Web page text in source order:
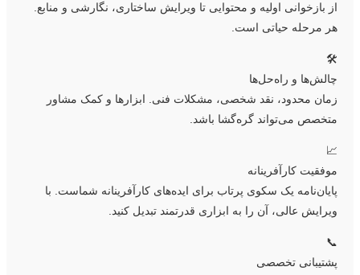
بازخوانی اولیه و محتوایی تا ویرایش ساختاری، نگارشی و منابع.
مرحله حیاتی است.
و راه‌حل‌ها
محدود، نقد شخصی، مشکلات فنی. ابزارها و کمک مشاور
می‌تواند گره‌گشا باشد.
کارآفرینانه
یک سکوی پرتاب برای ایده‌های کارآفرینانه شماست. با
عالی، آن را به ابزاری قدرتمند تبدیل کنید.
تخصصی